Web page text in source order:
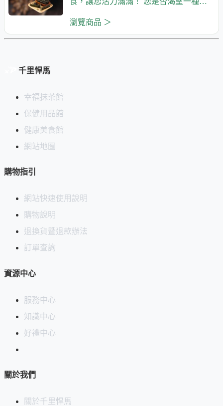
瀏覽商品 ＞
千里悍馬
幸福抹茶館
保健用品館
健康美食館
網站地圖
購物指引
網站快速使用說明
購物說明
退換貨暨退款辦法
訂單查詢
資源中心
服務中心
知識中心
好禮中心
關於我們
關於千里悍馬